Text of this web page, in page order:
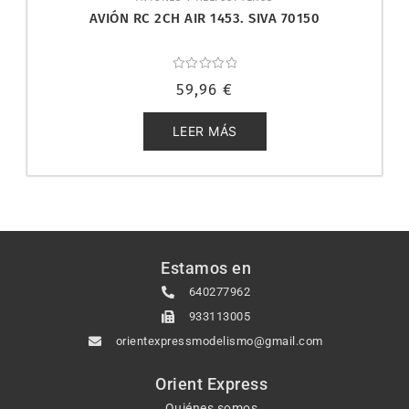
AVIÓN RC 2CH AIR 1453. SIVA 70150
con
de
5
59,96 €
LEER MÁS
Estamos en
640277962
933113005
orientexpressmodelismo@gmail.com
Orient Express